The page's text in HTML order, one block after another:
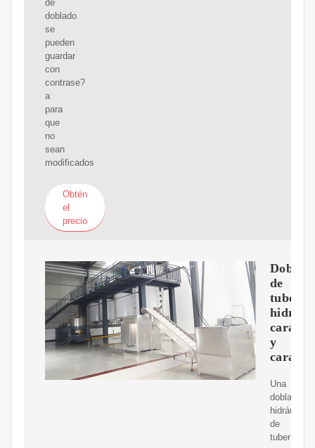
de
doblado
se
pueden
guardar
con
contrase?
a
para
que
no
sean
modificados
Obtén
el
precio
de
tubos
y
Una
dobladora
hidráulica
de
tuberías